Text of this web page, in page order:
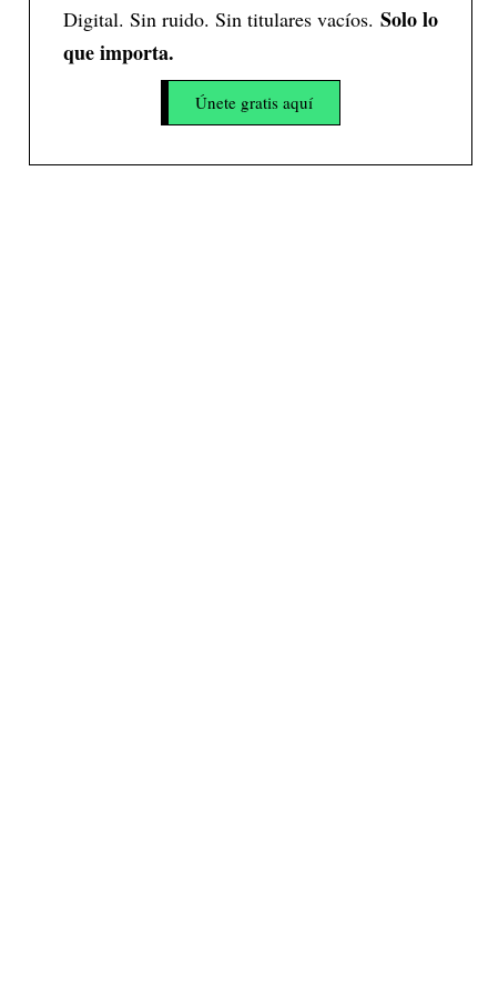
Digital. Sin ruido. Sin titulares vacíos. Solo lo
que importa.
Únete gratis aquí